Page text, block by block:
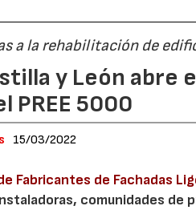
a la rehabilitación de
y León
PREE 5000
15/03/2022
Fabricantes de Fachadas
comunidades de